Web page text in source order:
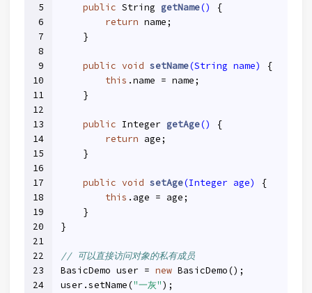
5
6
7
8
9
10
11
12
13
14
15
16
17
18
19
20
21
22
23
24
public String getName()
{
return name;
    }
public void setName(String name)
{
this .name = name;
    }
public Integer getAge()
{
return age;
    }
public void setAge(Integer age)
{
this .age = age;
    }
}
// 可以直接访问对象的私有成员
BasicDemo user = new BasicDemo();
user.setName("一灰");